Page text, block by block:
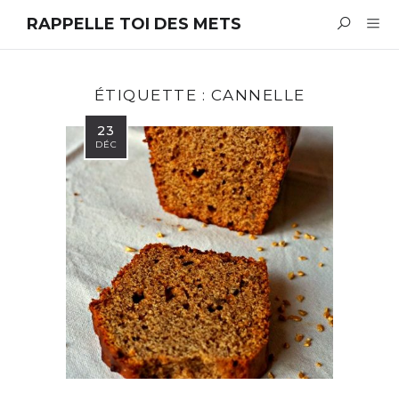
RAPPELLE TOI DES METS
ÉTIQUETTE : CANNELLE
23
DÉC